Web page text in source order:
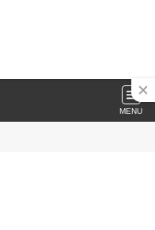
MENU